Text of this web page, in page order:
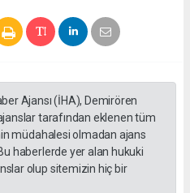
Ajansı (İHA), Demirören
tarafından eklenen tüm
müdahalesi olmadan ajans
haberlerde yer alan hukuki
olup sitemizin hiç bir